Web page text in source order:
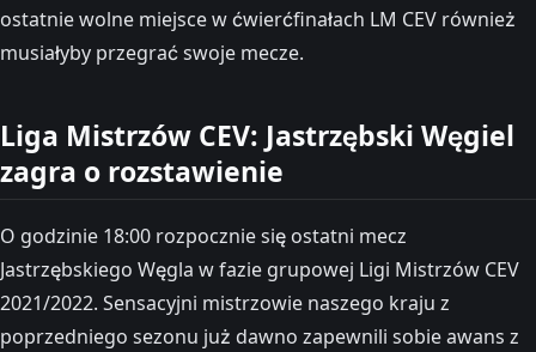
ostatnie wolne miejsce w ćwierćfinałach LM CEV również
musiałyby przegrać swoje mecze.
Liga Mistrzów CEV: Jastrzębski Węgiel
zagra o rozstawienie
O godzinie 18:00 rozpocznie się ostatni mecz
Jastrzębskiego Węgla w fazie grupowej Ligi Mistrzów CEV
2021/2022. Sensacyjni mistrzowie naszego kraju z
poprzedniego sezonu już dawno zapewnili sobie awans z